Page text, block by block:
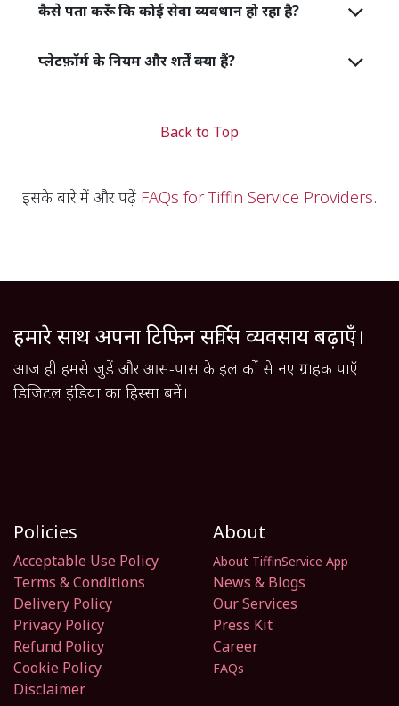
कैसे पता करूँ कि कोई सेवा व्यवधान हो रहा है?
प्लेटफ़ॉर्म के नियम और शर्तें क्या हैं?
Back to Top
इसके बारे में और पढ़ें ​ FAQs for Tiffin Service Providers.
हमारे साथ अपना टिफिन सर्विस व्यवसाय बढ़ाएँ।
आज ही हमसे जुड़ें और आस-पास के इलाकों से नए ग्राहक पाएँ।
डिजिटल इंडिया का हिस्सा बनें।
Policies
Acceptable Use Policy
Terms & Conditions
Delivery Policy
Privacy Policy
Refund Policy
Cookie Policy
Disclaimer
About
About TiffinService App
News & Blogs
Our Services
Press Kit
Career
FAQs